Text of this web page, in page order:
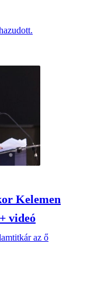
Kelemen
videó
az ő